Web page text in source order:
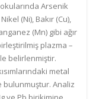
Arsenik
(Ni), Bakır (Cu),
(Mn) gibi ağır
plazma –
belirlenmiştir.
metal
bulunmuştur. Analiz